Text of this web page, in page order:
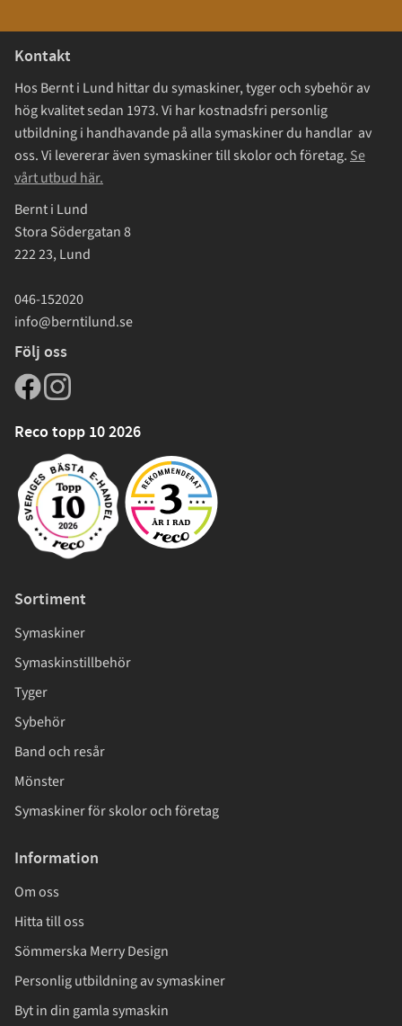
Kontakt
Hos Bernt i Lund hittar du symaskiner, tyger och sybehör av
hög kvalitet sedan 1973. Vi har kostnadsfri personlig
utbildning i handhavande på alla symaskiner du handlar av
oss. Vi levererar även symaskiner till skolor och företag. Se
vårt utbud här.
Bernt i Lund
Stora Södergatan 8
222 23, Lund
046-152020
info@berntilund.se
Följ oss
Reco topp 10 2026
Sortiment
Symaskiner
Symaskinstillbehör
Tyger
Sybehör
Band och resår
Mönster
Symaskiner för skolor och företag
Information
Om oss
Hitta till oss
Sömmerska Merry Design
Personlig utbildning av symaskiner
Byt in din gamla symaskin